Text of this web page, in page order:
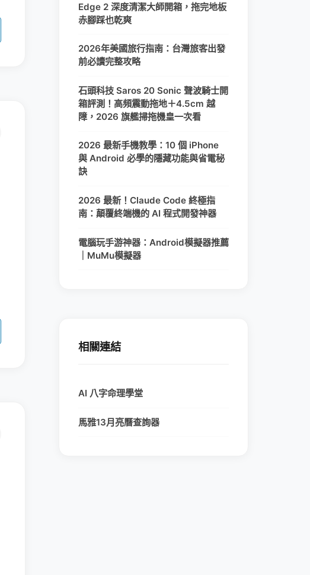
Edge 2 深度清潔大師開箱，拖完地板
赤腳踩也乾爽
2026年美國旅行指南：台灣旅客出發
前必讀完整攻略
石頭科技 Saros 20 Sonic 聲波騎士開
箱評測！高頻震動拖地＋4.5cm 越
障，2026 旗艦掃拖機皇一次看
2026 最新手機教學：10 個 iPhone
與 Android 必學的隱藏功能與省電秘
訣
2026 最新！Claude Code 終極指
南：顛覆終端機的 AI 程式開發神器
電腦玩手游神器：Android模擬器推薦
｜MuMu模擬器
相關連結
AI 八字命理學堂
馬雅13月亮曆查詢器